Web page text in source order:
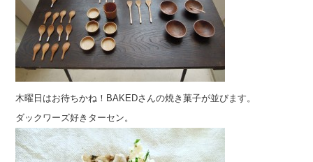
木曜日はお待ちかね！BAKEDさんの焼き菓子が並びます。
ダックワーズ好きターセン。